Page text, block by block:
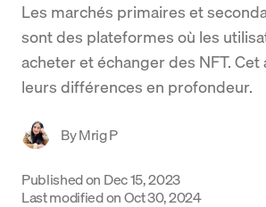
Company
Crypto Prices
Learn
Support
Les marchés primaires et
sont des plateformes où les
acheter et échanger des NFT.
leurs différences en profondeur.
ByMrig P
Published on Dec 15, 2023
Last modified onOct 30, 2024